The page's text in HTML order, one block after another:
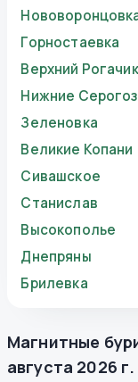
Горностаевка
Верхний Рогачик
Нижние
Зеленовка
Великие Копани
Сивашское
Станислав
Высокополье
Днепряны
Брилевка
Магнитные
августа 2026 г.